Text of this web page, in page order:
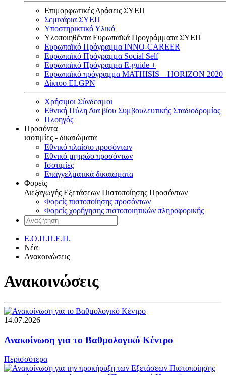
Επιμορφωτικές Δράσεις ΣΥΕΠ
Σεμινάρια ΣΥΕΠ
Υποστηρικτικό Υλικό
Υλοποιηθέντα Ευρωπαϊκά Προγράμματα ΣΥΕΠ
Ευρωπαϊκό Πρόγραμμα INNO-CAREER
Ευρωπαϊκό Πρόγραμμα Social Self
Ευρωπαϊκό Πρόγραμμα E-guide +
Ευρωπαϊκό πρόγραμμα MATHISIS – HORIZON 2020
Δίκτυο ELGPN
Χρήσιμοι Σύνδεσμοι
Εθνική Πύλη Δια βίου Συμβουλευτικής Σταδιοδρομίας
Πλοηγός
Προσόντα
ισοτιμίες - δικαιώματα
Εθνικό πλαίσιο προσόντων
Εθνικό μητρώο προσόντων
Ισοτιμίες
Επαγγελματικά δικαιώματα
Φορείς
Διεξαγωγής Εξετάσεων Πιστοποίησης Προσόντων
Φορείς πιστοποίησης προσόντων
Φορείς χορήγησης πιστοποιητικών πληροφορικής
Ε.Ο.Π.Π.Ε.Π.
Νέα
Ανακοινώσεις
Ανακοινώσεις
14.07.2026
Ανακοίνωση για το Βαθμολογικό Κέντρο
Περισσότερα